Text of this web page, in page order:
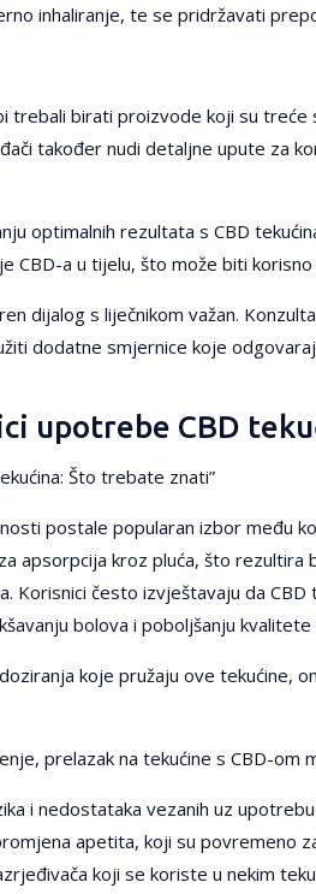
inhaliranje, te se pridržavati
trebali birati proizvode koji su
također nudi detaljne upute za
optimalnih rezultata s CBD
CBD-a u tijelu, što može biti
dijalog s liječnikom važan.
dodatne smjernice koje
upotrebe CBD
Što trebate znati”
postale popularan izbor među
apsorpcija kroz pluća, što
Korisnici često izvještavaju da
bolova i poboljšanju kvalitete
koje pružaju ove tekućine,
prelazak na tekućine s CBD-om
i nedostataka vezanih uz
apetita, koji su povremeno
koji se koriste u nekim